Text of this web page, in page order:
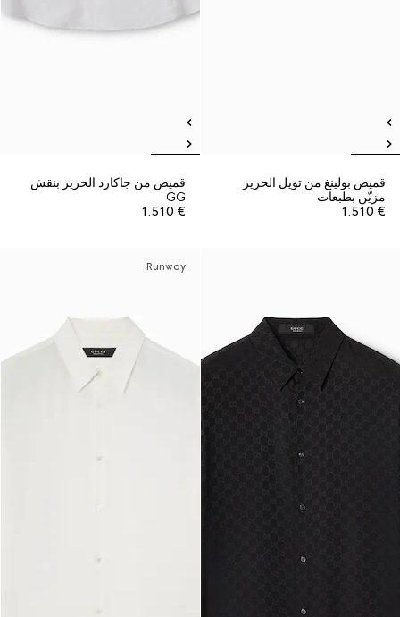
قميص بولينغ من تويل الحرير
مزيّن بطبعات
€ 1.510
قميص من جاكارد الحرير بنقش
GG
€ 1.510
Runway